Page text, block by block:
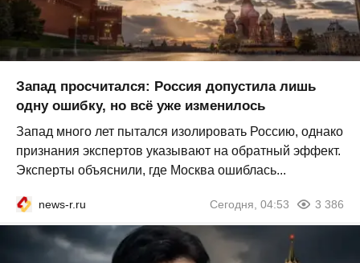
Запад просчитался: Россия допустила лишь
одну ошибку, но всё уже изменилось
Запад много лет пытался изолировать Россию, однако
признания экспертов указывают на обратный эффект.
Эксперты объяснили, где Москва ошиблась...
news-r.ru Сегодня, 04:53 3 386